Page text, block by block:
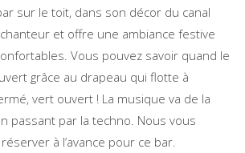
sur le toit, dans son décor du canal
et offre une ambiance festive
Vous pouvez savoir quand le
grâce au drapeau qui flotte à
vert ouvert ! La musique va de la
passant par la techno. Nous vous
à l’avance pour ce bar.